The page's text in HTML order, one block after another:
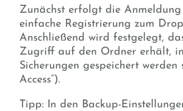
Zunächst erfolgt die
einfache Registrierung zum
Anschließend wird festgelegt,
Zugriff auf den Ordner erhält,
Sicherungen gespeichert werden
Access”).
Tipp: In den Backup-